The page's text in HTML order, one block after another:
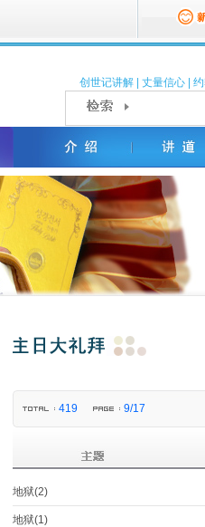
创世记讲解 丈量信心
419 9/17
地狱(2)
地狱(1)